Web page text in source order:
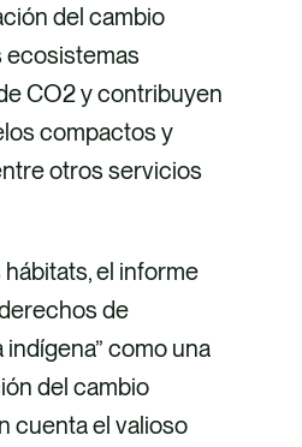
del cambio
ecosistemas
CO2 y contribuyen
compactos y
otros servicios
el informe
de
como una
del cambio
cuenta el valioso